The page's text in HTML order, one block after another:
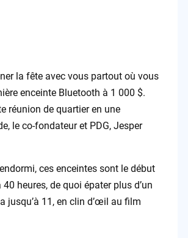
la fête avec vous partout où vous
enceinte Bluetooth à 1 000 $.
réunion de quartier en une
le co-fondateur et PDG, Jesper
ces enceintes sont le début
heures, de quoi épater plus d’un
jusqu’à 11, en clin d’œil au film